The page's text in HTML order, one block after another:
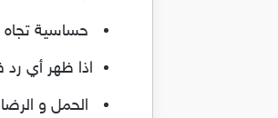
حساسية تجاه
اذا ظهر أي
الحمل و